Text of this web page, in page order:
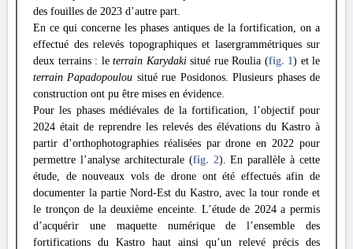
des fouilles de 2023 d’autre part.
En ce qui concerne les phases antiques de la fortification, on a
effectué des relevés topographiques et lasergrammétriques sur
deux terrains : le terrain Karydakisitué rue Roulia (fig. 1) et le
terrain Papadopoulou situé rue Posidonos. Plusieurs phases de
construction ont pu être mises en évidence.
Pour les phases médiévales de la fortification, l’objectif pour
2024 était de reprendre les relevés des élévations du Kastro à
partir d’orthophotographies réalisées par drone en 2022 pour
permettre l’analyse architecturale (fig. 2). En parallèle à cette
étude, de nouveaux vols de drone ont été effectués afin de
documenter la partie Nord-Est du Kastro, avec la tour ronde et
le tronçon de la deuxième enceinte. L’étude de 2024 a permis
d’acquérir une maquette numérique de l’ensemble des
fortifications du Kastro haut ainsi qu’un relevé précis des